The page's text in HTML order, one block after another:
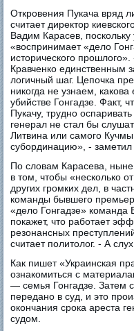
Откровения Пукача вряд
считает директор
Вадим Карасев,
«воспринимает «дело
исторического
Кравченко единственным
логичный шаг. Цепочка
никогда не узнаем,
убийстве Гонгадзе. Факт,
Пукачу, трудно
генерал не стал бы
Литвина или самого
субординацию», - заметил
По словам Карасева,
в том, чтобы «несколько
других громких дел, в
команды бывшего
«дело Гонгадзе» команда
покажет, что работает
резонансных
считает политолог. - А
Как пишет «Украинская
ознакомиться с
— семья Гонгадзе. Затем
передано в суд, и это
окончания срока ареста
судом.